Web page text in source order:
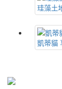
珪藻土
凱蒂貓